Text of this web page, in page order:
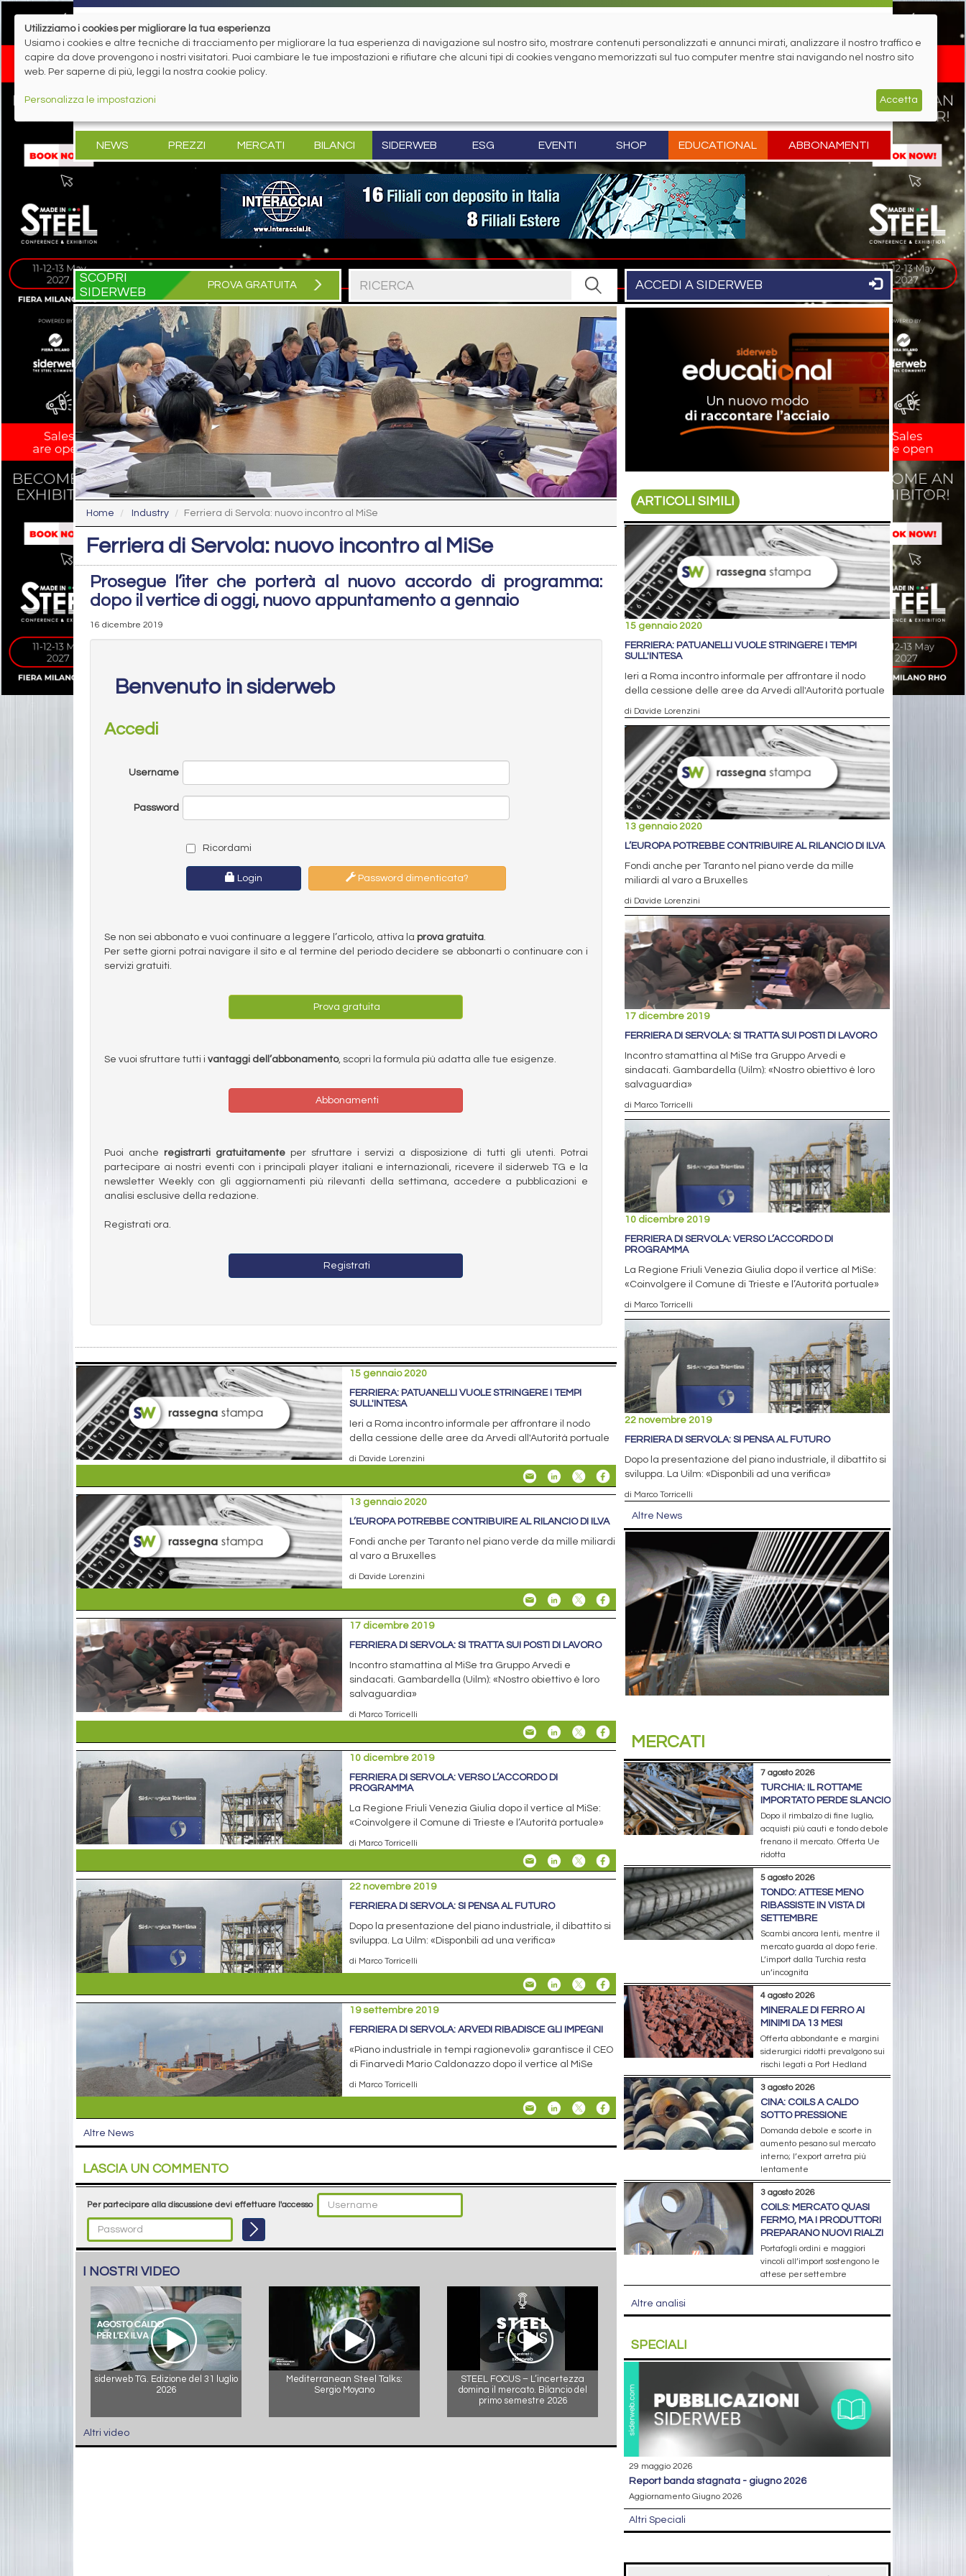
NEWS PREZZI MERCATI BILANCI SIDERWEB ESG EVENTI SHOP EDUCATIONAL ABBONAMENTI
SCOPRI
SIDERWEB
PROVA GRATUITA ACCEDI A SIDERWEB
Home Industry Ferriera di Servola: nuovo incontro al MiSe
Ferriera di Servola: nuovo incontro al MiSe
Prosegue l’iter che porterà al nuovo accordo di programma:
dopo il vertice di oggi, nuovo appuntamento a gennaio
16 dicembre 2019
Benvenuto in siderweb
Accedi
Username
Password
Ricordami
Login Password dimenticata?
Se non sei abbonato e vuoi continuare a leggere l’articolo, attiva la prova gratuita.
Per sette giorni potrai navigare il sito e al termine del periodo decidere se abbonarti o continuare con i
servizi gratuiti.
Prova gratuita
Se vuoi sfruttare tutti i vantaggi dell’abbonamento, scopri la formula più adatta alle tue esigenze.
Abbonamenti
Puoi anche registrarti gratuitamenteper sfruttare i servizi a disposizione di tutti gli utenti. Potrai
partecipare ai nostri eventi con i principali player italiani e internazionali, ricevere il siderweb TG e la
newsletter Weekly con gli aggiornamenti più rilevanti della settimana, accedere a pubblicazioni e
analisi esclusive della redazione.
Registrati ora.
Registrati
15 gennaio 2020
FERRIERA: PATUANELLI VUOLE STRINGERE I TEMPI
SULL'INTESA
Ieri a Roma incontro informale per affrontare il nodo
della cessione delle aree da Arvedi all'Autorità portuale
di Davide Lorenzini
13 gennaio 2020
L’EUROPA POTREBBE CONTRIBUIRE AL RILANCIO DI ILVA
Fondi anche per Taranto nel piano verde da mille miliardi
al varo a Bruxelles
di Davide Lorenzini
17 dicembre 2019
FERRIERA DI SERVOLA: SI TRATTA SUI POSTI DI LAVORO
Incontro stamattina al MiSe tra Gruppo Arvedi e
sindacati. Gambardella (Uilm): «Nostro obiettivo è loro
salvaguardia»
di Marco Torricelli
10 dicembre 2019
FERRIERA DI SERVOLA: VERSO L’ACCORDO DI
PROGRAMMA
La Regione Friuli Venezia Giulia dopo il vertice al MiSe:
«Coinvolgere il Comune di Trieste e l’Autorità portuale»
di Marco Torricelli
22 novembre 2019
FERRIERA DI SERVOLA: SI PENSA AL FUTURO
Dopo la presentazione del piano industriale, il dibattito si
sviluppa. La Uilm: «Disponbili ad una verifica»
di Marco Torricelli
19 settembre 2019
FERRIERA DI SERVOLA: ARVEDI RIBADISCE GLI IMPEGNI
«Piano industriale in tempi ragionevoli» garantisce il CEO
di Finarvedi Mario Caldonazzo dopo il vertice al MiSe
di Marco Torricelli
Altre News
LASCIA UN COMMENTO
Per partecipare alla discussione devi effettuare l'accesso
I NOSTRI VIDEO
siderweb TG. Edizione del 31 luglio
2026
Mediterranean Steel Talks:
Sergio Moyano
STEEL FOCUS – L’incertezza
domina il mercato. Bilancio del
primo semestre 2026
Altri video
ARTICOLI SIMILI
15 gennaio 2020
FERRIERA: PATUANELLI VUOLE STRINGERE I TEMPI
SULL'INTESA
Ieri a Roma incontro informale per affrontare il nodo
della cessione delle aree da Arvedi all'Autorità portuale
di Davide Lorenzini
13 gennaio 2020
L’EUROPA POTREBBE CONTRIBUIRE AL RILANCIO DI ILVA
Fondi anche per Taranto nel piano verde da mille
miliardi al varo a Bruxelles
di Davide Lorenzini
17 dicembre 2019
FERRIERA DI SERVOLA: SI TRATTA SUI POSTI DI LAVORO
Incontro stamattina al MiSe tra Gruppo Arvedi e
sindacati. Gambardella (Uilm): «Nostro obiettivo è loro
salvaguardia»
di Marco Torricelli
10 dicembre 2019
FERRIERA DI SERVOLA: VERSO L’ACCORDO DI
PROGRAMMA
La Regione Friuli Venezia Giulia dopo il vertice al MiSe:
«Coinvolgere il Comune di Trieste e l’Autorità portuale»
di Marco Torricelli
22 novembre 2019
FERRIERA DI SERVOLA: SI PENSA AL FUTURO
Dopo la presentazione del piano industriale, il dibattito si
sviluppa. La Uilm: «Disponbili ad una verifica»
di Marco Torricelli
Altre News
MERCATI
7 agosto 2026
TURCHIA: IL ROTTAME
IMPORTATO PERDE SLANCIO
Dopo il rimbalzo di fine luglio,
acquisti più cauti e tondo debole
frenano il mercato. Offerta Ue
ridotta
5 agosto 2026
TONDO: ATTESE MENO
RIBASSISTE IN VISTA DI
SETTEMBRE
Scambi ancora lenti, mentre il
mercato guarda al dopo ferie.
L’import dalla Turchia resta
un’incognita
4 agosto 2026
MINERALE DI FERRO AI
MINIMI DA 13 MESI
Offerta abbondante e margini
siderurgici ridotti prevalgono sui
rischi legati a Port Hedland
3 agosto 2026
CINA: COILS A CALDO
SOTTO PRESSIONE
Domanda debole e scorte in
aumento pesano sul mercato
interno; l’export arretra più
lentamente
3 agosto 2026
COILS: MERCATO QUASI
FERMO, MA I PRODUTTORI
PREPARANO NUOVI RIALZI
Portafogli ordini e maggiori
vincoli all’import sostengono le
attese per settembre
Altre analisi
SPECIALI
29 maggio 2026
report banda stagnata - giugno 2026
Aggiornamento Giugno 2026
Altri Speciali
Utilizziamo i cookies per migliorare la tua esperienza
Usiamo i cookies e altre tecniche di tracciamento per migliorare la tua esperienza di navigazione sul nostro sito, mostrare contenuti personalizzati e annunci mirati, analizzare il nostro traffico e
capire da dove provengono i nostri visitatori. Puoi cambiare le tue impostazioni e rifiutare che alcuni tipi di cookies vengano memorizzati sul tuo computer mentre stai navigando nel nostro sito
web. Per saperne di più, leggi la nostra cookie policy.
Personalizza le impostazioni Accetta